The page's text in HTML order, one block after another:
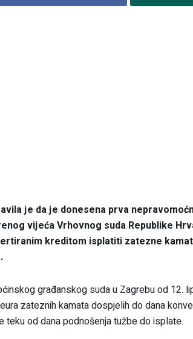
je da je donesena prva
vijeća Vrhovnog suda Republike
kreditom isplatiti zatezne
građanskog suda u Zagrebu od 12.
zateznih kamata dospjelih do dana
teku od dana podnošenja tužbe do isplate.